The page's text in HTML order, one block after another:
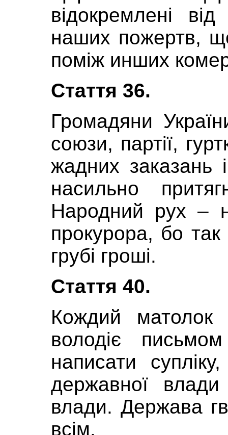
відокремлені
наших пожертв,
поміж инших
Стаття 36.
Громадяни
союзи, партії,
жадних заказань
насильно
Народний рух –
прокурора, бо
грубі гроші.
Стаття 40.
Кождий
володіє
написати
державної
влади. Держава
всім.